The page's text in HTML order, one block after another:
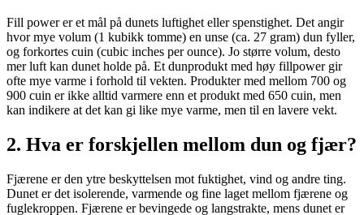
Fill power er et mål på dunets luftighet eller spenstighet. Det angir
hvor mye volum (1 kubikk tomme) en unse (ca. 27 gram) dun fyller,
og forkortes cuin (cubic inches per ounce). Jo større volum, desto
mer luft kan dunet holde på. Et dunprodukt med høy fillpower gir
ofte mye varme i forhold til vekten. Produkter med mellom 700 og
900 cuin er ikke alltid varmere enn et produkt med 650 cuin, men
kan indikere at det kan gi like mye varme, men til en lavere vekt.
2. Hva er forskjellen mellom dun og fjær?
Fjærene er den ytre beskyttelsen mot fuktighet, vind og andre ting.
Dunet er det isolerende, varmende og fine laget mellom fjærene og
fuglekroppen. Fjærene er bevingede og langstrakte, mens dunet er